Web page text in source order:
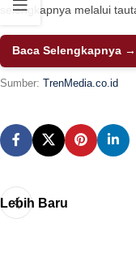
selengkapnya melalui
Baca Selengkapnya →
Sumber: TrenMedia.co.id
Lebih Baru